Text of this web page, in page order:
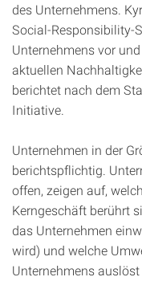
des Unternehmens.
Social-Responsibility-
Unternehmens vor
aktuellen
berichtet nach dem
Initiative.
Unternehmen in der
berichtspflichtig.
offen, zeigen auf,
Kerngeschäft berührt
das Unternehmen
wird) und welche
Unternehmens